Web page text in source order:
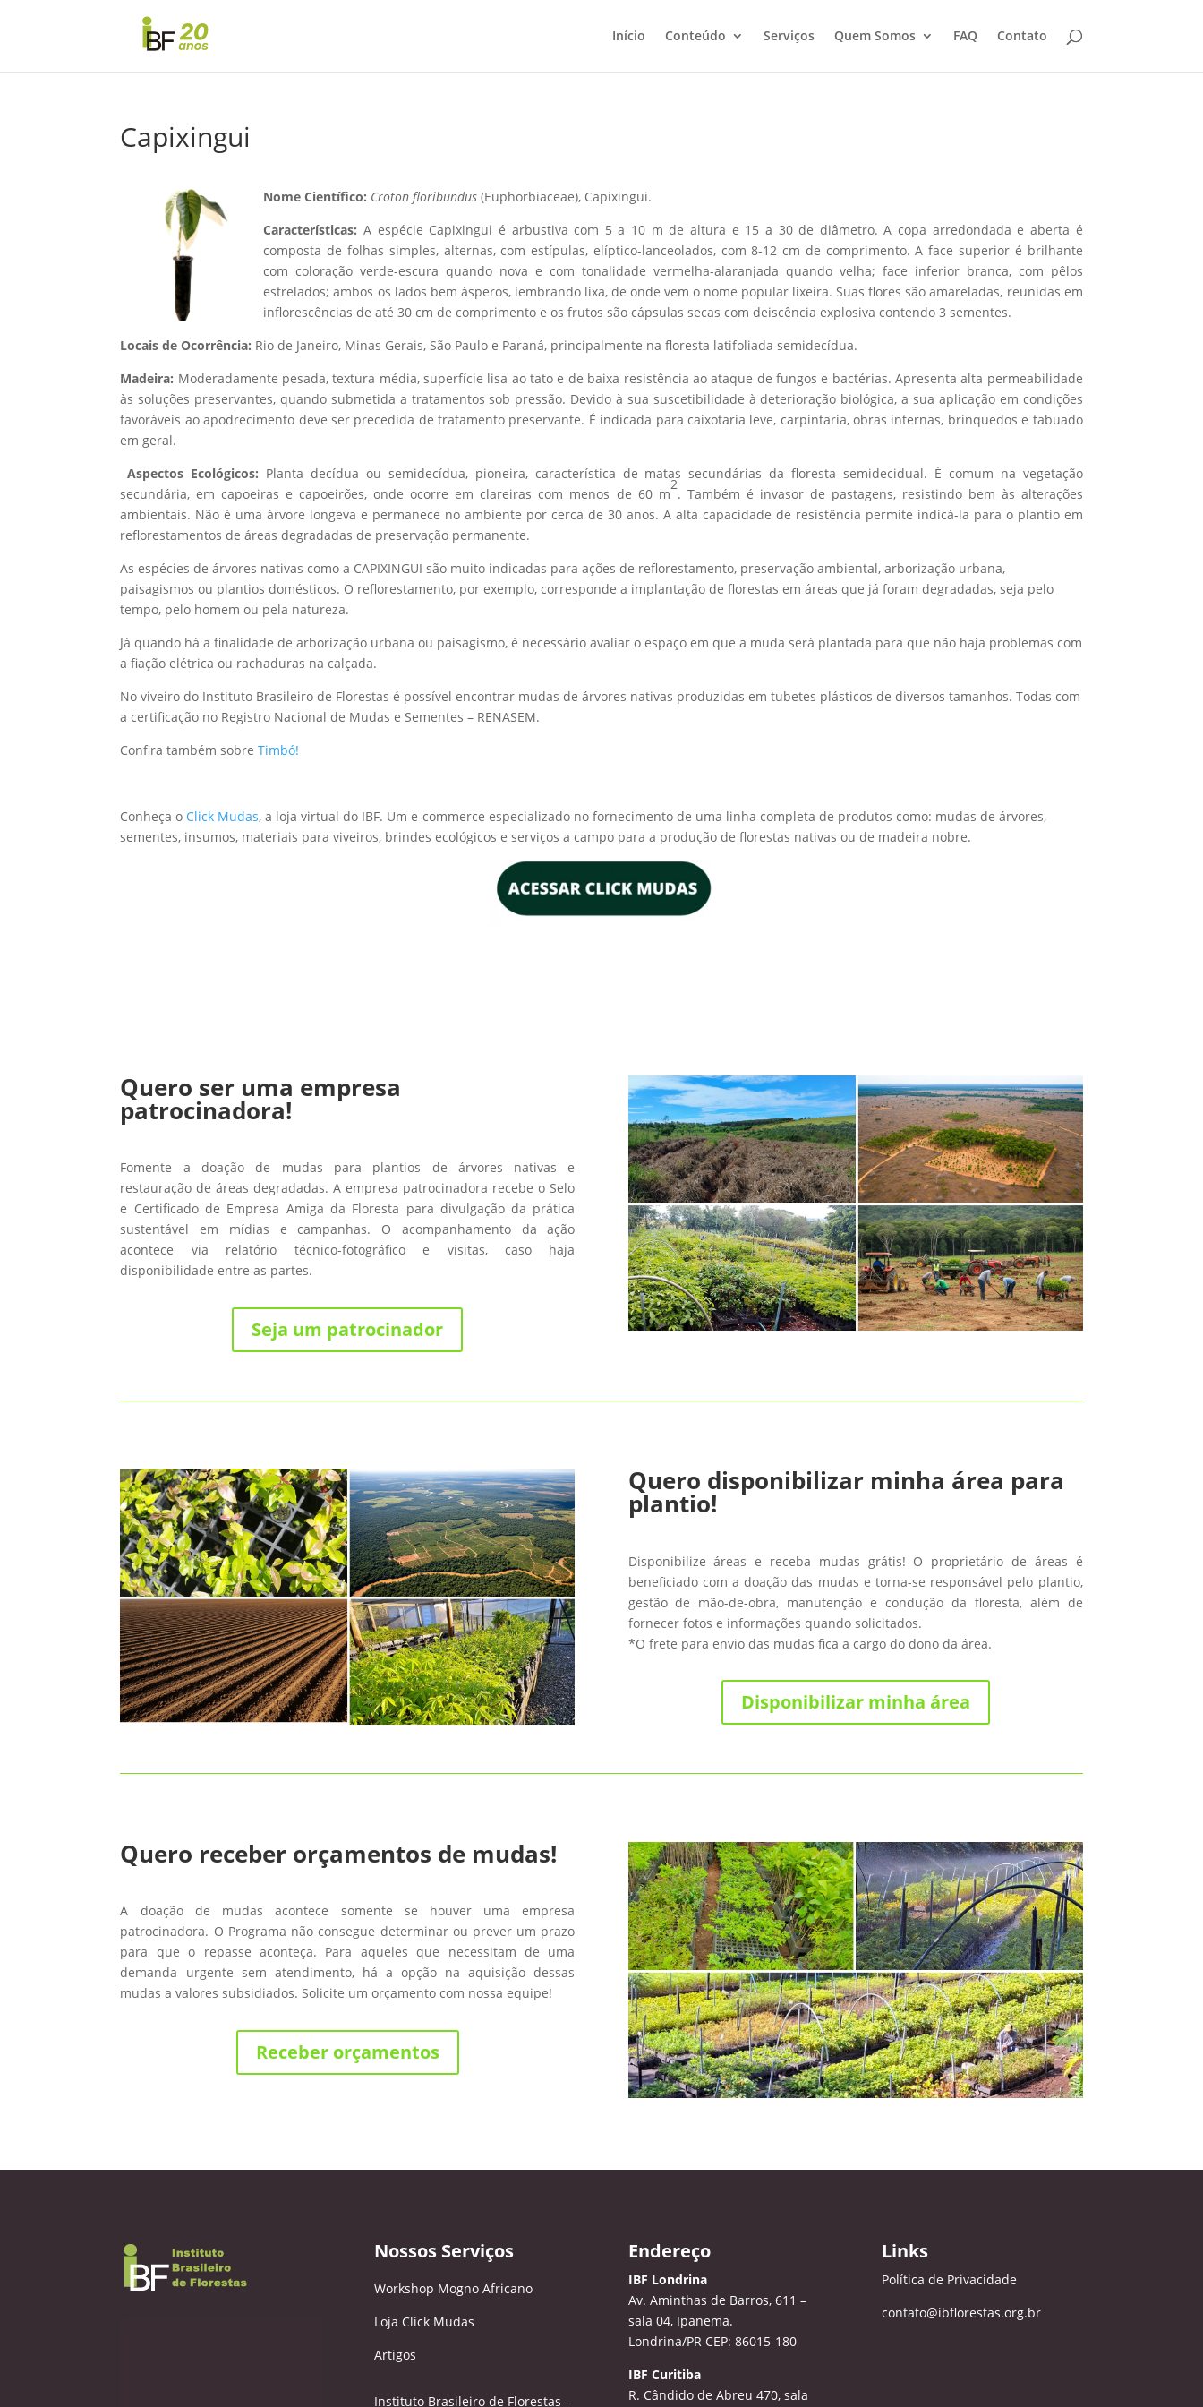
Início Conteúdo Serviços Quem Somos FAQ Contato
Capixingui
Nome Científico: Croton floribundus (Euphorbiaceae), Capixingui.
Características: A espécie Capixingui é arbustiva com 5 a 10 m de altura e 15 a 30 de diâmetro. A copa arredondada e aberta é
composta de folhas simples, alternas, com estípulas, elíptico-lanceolados, com 8-12 cm de comprimento. A face superior é brilhante
com coloração verde-escura quando nova e com tonalidade vermelha-alaranjada quando velha; face inferior branca, com pêlos
estrelados; ambos os lados bem ásperos, lembrando lixa, de onde vem o nome popular lixeira. Suas flores são amareladas, reunidas em
inflorescências de até 30 cm de comprimento e os frutos são cápsulas secas com deiscência explosiva contendo 3 sementes.
Locais de Ocorrência: Rio de Janeiro, Minas Gerais, São Paulo e Paraná, principalmente na floresta latifoliada semidecídua.
Madeira: Moderadamente pesada, textura média, superfície lisa ao tato e de baixa resistência ao ataque de fungos e bactérias. Apresenta alta permeabilidade
às soluções preservantes, quando submetida a tratamentos sob pressão. Devido à sua suscetibilidade à deterioração biológica, a sua aplicação em condições
favoráveis ao apodrecimento deve ser precedida de tratamento preservante. É indicada para caixotaria leve, carpintaria, obras internas, brinquedos e tabuado
em geral.
Aspectos Ecológicos: Planta decídua ou semidecídua, pioneira, característica de matas secundárias da floresta semidecidual. É comum na vegetação
secundária, em capoeiras e capoeirões, onde ocorre em clareiras com menos de 60 m
2
. Também é invasor de pastagens, resistindo bem às alterações
ambientais. Não é uma árvore longeva e permanece no ambiente por cerca de 30 anos. A alta capacidade de resistência permite indicá-la para o plantio em
reflorestamentos de áreas degradadas de preservação permanente.
As espécies de árvores nativas como a CAPIXINGUI são muito indicadas para ações de reflorestamento, preservação ambiental, arborização urbana,
paisagismos ou plantios domésticos. O reflorestamento, por exemplo, corresponde a implantação de florestas em áreas que já foram degradadas, seja pelo
tempo, pelo homem ou pela natureza.
Já quando há a finalidade de arborização urbana ou paisagismo, é necessário avaliar o espaço em que a muda será plantada para que não haja problemas com
a fiação elétrica ou rachaduras na calçada.
No viveiro do Instituto Brasileiro de Florestas é possível encontrar mudas de árvores nativas produzidas em tubetes plásticos de diversos tamanhos. Todas com
a certificação no Registro Nacional de Mudas e Sementes – RENASEM.
Confira também sobreTimbó!
Conheça o Click Mudas, a loja virtual do IBF. Um e-commerce especializado no fornecimento de uma linha completa de produtos como: mudas de árvores,
sementes, insumos, materiais para viveiros, brindes ecológicos e serviços a campo para a produção de florestas nativas ou de madeira nobre.
Quero ser uma empresa
patrocinadora!
Fomente a doação de mudas para plantios de árvores nativas e
restauração de áreas degradadas. A empresa patrocinadora recebe o Selo
e Certificado de Empresa Amiga da Floresta para divulgação da prática
sustentável em mídias e campanhas. O acompanhamento da ação
acontece via relatório técnico-fotográfico e visitas, caso haja
disponibilidade entre as partes.
Seja um patrocinador
Quero disponibilizar minha área para
plantio!
Disponibilize áreas e receba mudas grátis! O proprietário de áreas é
beneficiado com a doação das mudas e torna-se responsável pelo plantio,
gestão de mão-de-obra, manutenção e condução da floresta, além de
fornecer fotos e informações quando solicitados.
*O frete para envio das mudas fica a cargo do dono da área.
Disponibilizar minha área
Quero receber orçamentos de mudas!
A doação de mudas acontece somente se houver uma empresa
patrocinadora. O Programa não consegue determinar ou prever um prazo
para que o repasse aconteça. Para aqueles que necessitam de uma
demanda urgente sem atendimento, há a opção na aquisição dessas
mudas a valores subsidiados. Solicite um orçamento com nossa equipe!
Receber orçamentos
Nossos Serviços
Workshop Mogno Africano
Loja Click Mudas
Artigos
Instituto Brasileiro de Florestas –
Endereço
IBF Londrina
Av. Aminthas de Barros, 611 –
sala 04, Ipanema.
Londrina/PR CEP: 86015-180
IBF Curitiba
R. Cândido de Abreu 470, sala
Links
Política de Privacidade
contato@ibflorestas.org.br